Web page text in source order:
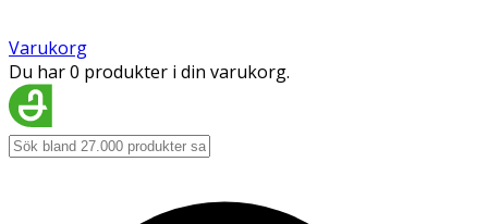
Varukorg
Du har 0 produkter i din varukorg.